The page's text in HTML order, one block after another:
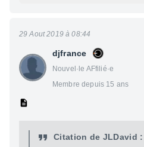
djfrance
Nouvel·le AFfilié·e
Membre depuis 15 ans
29 Aout 2019 à 08:44
Citation de JLDavid :